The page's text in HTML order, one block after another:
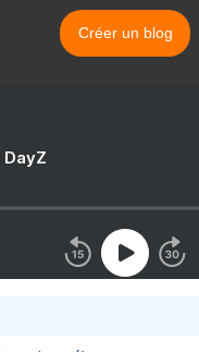
Créer un blog